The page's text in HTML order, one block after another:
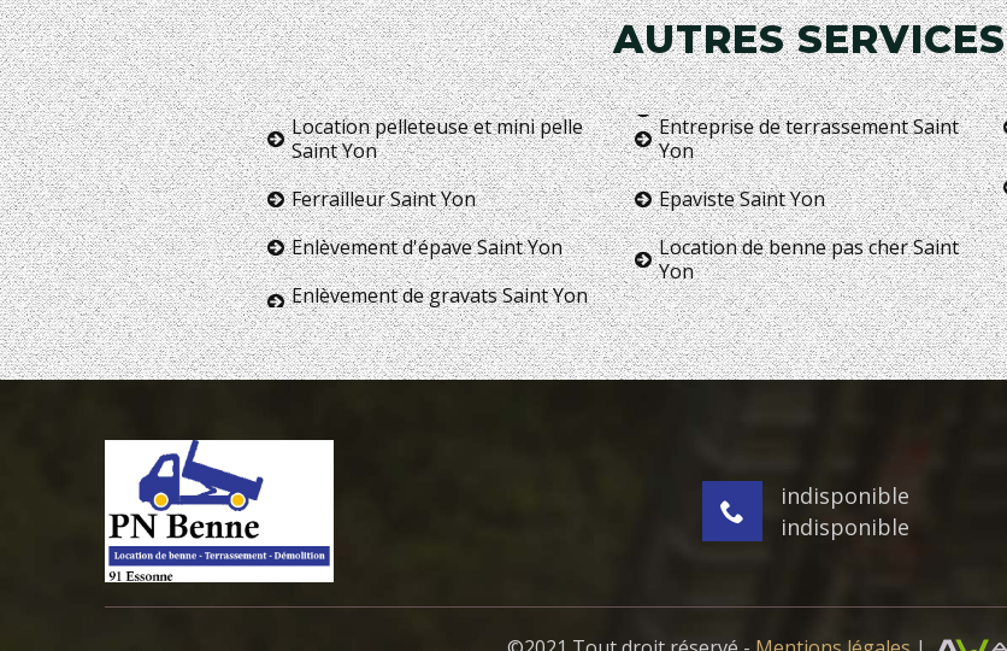
AUTRES SERVICES
Location pelleteuse et mini pelle
Saint Yon
Ferrailleur Saint Yon
Enlèvement d'épave Saint Yon
Enlèvement de gravats Saint Yon
Entreprise de terrassement Saint
Yon
Epaviste Saint Yon
Location de benne pas cher Saint
Yon
indisponible
indisponible